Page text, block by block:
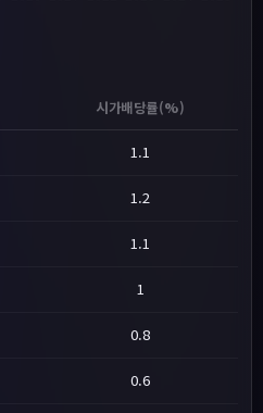
시가배당률(%)
1.1
1.2
1.1
1
0.8
0.6